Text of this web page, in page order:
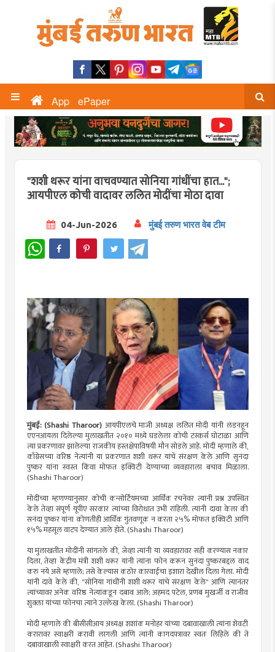
App ePaper
"शशी थरूर यांना वाचवण्यात सोनिया गांधींचा हात...";
आयपीएल कोची वादावर ललित मोदींचा मोठा दावा
04-Jun-2026 मुंबई तरुण भारत वेब टीम
WhatsApp
मुंबई: (Shashi Tharoor) आयपीएलचे माजी अध्यक्ष ललित मोदी यांनी लंडनहून
एएनआयला दिलेल्या मुलाखतीत २०१० मध्ये घडलेला कोची टस्कर्स घोटाळा आणि
त्या प्रकरणावर झालेल्या राजकीय हस्तक्षेपाविषयी मौन सोडले आहे. मोदी म्हणाले की,
काँग्रेसच्या वरिष्ठ नेत्यांनी या प्रकरणात शशी थरूर यांचे संरक्षण केले आणि सुनंदा
पुष्कर यांना स्वस्त किंवा मोफत इक्विटी देण्याच्या व्यवहाराला बचाव मिळाला.
(Shashi Tharoor)
मोदींच्या म्हणण्यानुसार कोची कन्सोर्टियमच्या आर्थिक रचनेवर त्यांनी प्रश्न उपस्थित
केले तेव्हा संपूर्ण यूपीए सरकार त्यांच्या विरोधात उभी राहिली. त्यांनी दावा केला की
सनंदा पुष्कर यांना कोणतीही आर्थिक गुंतवणूक न करता २५% मोफत इक्विटी आणि
१५% महसूल वाटप देण्यात आले होते. (Shashi Tharoor)
या मुलाखतीत मोदींनी सांगतले की, जेव्हा त्यांनी या व्यवहारावर सही करण्यास नकार
दिला, तेव्हा केंद्रीय मंत्री शशी थरूर यांनी त्यांना फोन करून सुनंदा पुष्करबद्दल वाद
करु नये असे म्हणाले; तसे केल्यास कठोर कारवाईचा इशारा देखील दिला गेला. मोदी
यांनी दावे केले की, "सोनिया गांधींनी शशी थरूर यांचे संरक्षण केले" आणि त्यानंतर
त्यांच्यावर अनेक वरिष्ठ नेत्यांकडून दबाव आले; अहमद पटेल, प्रणब मुखर्जी व राजीव
शुक्ला यांच्या फोनचा त्याने उल्लेख केला. (Shashi Tharoor)
मोदी म्हणाले की बीसीसीआय अध्यक्ष शशांक मनोहर यांच्या दबावाखाली त्यांना शेवटी
करारावर स्वाक्षरी करावी लागली आणि त्यांनी कागदपत्रावर स्वतः लिहिले की ते
दबावाखाली स्वाक्षरी करत आहेत. (Shashi Tharoor)